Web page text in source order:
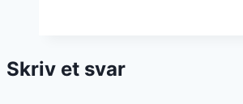
tomat
Skriv et svar